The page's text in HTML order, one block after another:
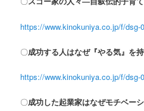
https://www.kinokuniya.co.jp/f/dsg-
〇成功する人はなぜ『やる気』を
https://www.kinokuniya.co.jp/f/dsg-
〇成功した起業家はなぜモチベー